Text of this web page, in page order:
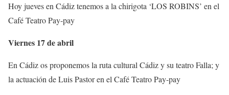
Hoy jueves en Cádiz tenemos a la chirigota ‘LOS ROBINS’ en el
Café Teatro Pay-pay
Viernes 17 de abril
En Cádiz os proponemos la ruta cultural Cádiz y su teatro Falla; y
la actuación de Luis Pastor en el Café Teatro Pay-pay